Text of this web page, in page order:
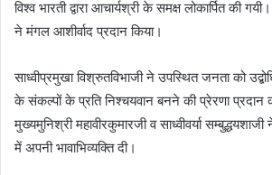
विश्व भारती द्वारा आचार्यश्री के समक्ष लोकार्पित की
ने मंगल आशीर्वाद प्रदान किया।
साध्वीप्रमुखा विश्रुतविभाजी ने उपस्थित जनता को
के संकल्पों के प्रति निश्चयवान बनने की प्रेरणा प्रदान
मुख्यमुनिश्री महावीरकुमारजी व साध्वीवर्या
में अपनी भावाभिव्यक्ति दी।